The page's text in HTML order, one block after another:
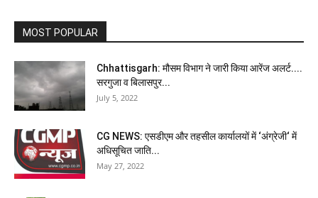
MOST POPULAR
Chhattisgarh: मौसम विभाग ने जारी किया आरेंज अलर्ट....
सरगुजा व बिलासपुर...
July 5, 2022
CG NEWS: एसडीएम और तहसील कार्यालयों में ‘अंग्रेजी‘ में
अधिसूचित जाति...
May 27, 2022